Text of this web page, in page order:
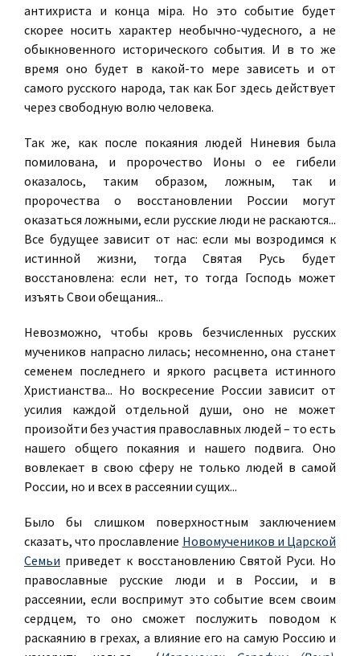
антихриста и конца міра. Но это событие будет
скорее носить характер необычно-чудесного, а не
обыкновенного исторического события. И в то же
время оно будет в какой-то мере зависеть и от
самого русского народа, так как Бог здесь действует
через свободную волю человека.
Так же, как после покаяния людей Ниневия была
помилована, и пророчество Ионы о ее гибели
оказалось, таким образом, ложным, так и
пророчества о восстановлении России могут
оказаться ложными, если русские люди не раскаются...
Все будущее зависит от нас: если мы возродимся к
истинной жизни, тогда Святая Русь будет
восстановлена: если нет, то тогда Господь может
изъять Свои обещания...
Невозможно, чтобы кровь безчисленных русских
мучеников напрасно лилась; несомненно, она станет
семенем последнего и яркого расцвета истинного
Христианства... Но воскресение России зависит от
усилия каждой отдельной души, оно не может
произойти без участия православных людей – то есть
нашего общего покаяния и нашего подвига. Оно
вовлекает в свою сферу не только людей в самой
России, но и всех в рассеянии сущих...
Было бы слишком поверхностным заключением
сказать, что прославление Новомучеников и Царской
Семьи приведет к восстановлению Святой Руси. Но
православные русские люди и в России, и в
рассеянии, если воспримут это событие всем своим
сердцем, то оно сможет послужить поводом к
раскаянию в грехах, а влияние его на самую Россию и